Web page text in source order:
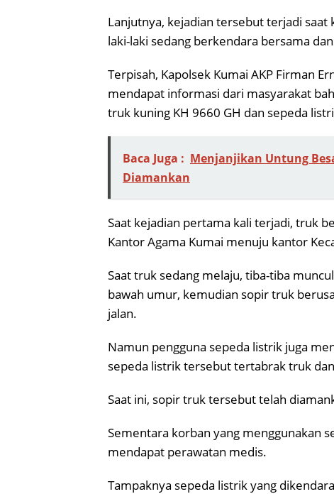
Lanjutnya, kejadian tersebut terjadi
laki-laki sedang berkendara bersama
Terpisah, Kapolsek Kumai AKP Firman
mendapat informasi dari masyarakat
truk kuning KH 9660 GH dan sepeda
Baca Juga : Menjanjikan Untung
Diamankan
Saat kejadian pertama kali terjadi, truk
Kantor Agama Kumai menuju kantor
Saat truk sedang melaju, tiba-tiba
bawah umur, kemudian sopir truk
jalan.
Namun pengguna sepeda listrik juga
sepeda listrik tersebut tertabrak truk
Saat ini, sopir truk tersebut telah
Sementara korban yang menggunakan
mendapat perawatan medis.
Tampaknya sepeda listrik yang